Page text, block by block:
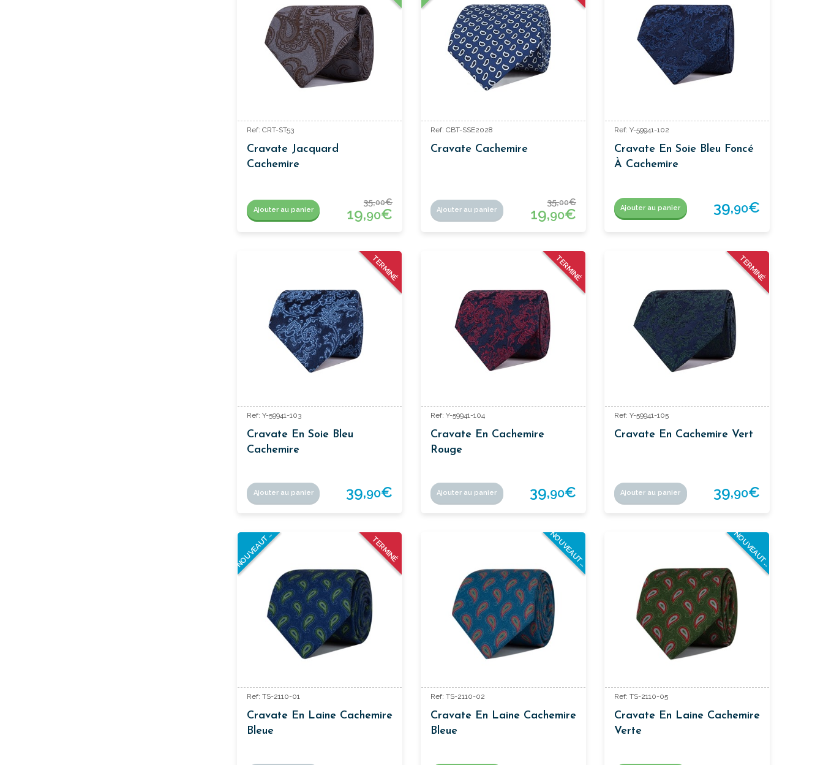
Ref: CRT-ST53
Cravate Jacquard
Cachemire
Ajouter au panier
35,00€
19,90€
Ref: CBT-SSE2028
Cravate Cachemire
Ajouter au panier
35,00€
19,90€
Ref: Y-59941-102
Cravate En Soie Bleu Foncé
À Cachemire
Ajouter au panier 39,90€
TERMINÉ
Ref: Y-59941-103
Cravate En Soie Bleu
Cachemire
Ajouter au panier 39,90€
TERMINÉ
Ref: Y-59941-104
Cravate En Cachemire
Rouge
Ajouter au panier 39,90€
TERMINÉ
Ref: Y-59941-105
Cravate En Cachemire Vert
Ajouter au panier 39,90€
TERMINÉ
N
O
U
V
E
A
U
T
E
S
Ref: TS-2110-01
Cravate En Laine Cachemire
Bleue
N
O
U
V
E
A
U
T
E
S
Ref: TS-2110-02
Cravate En Laine Cachemire
Bleue
N
O
U
V
E
A
U
T
E
S
Ref: TS-2110-05
Cravate En Laine Cachemire
Verte